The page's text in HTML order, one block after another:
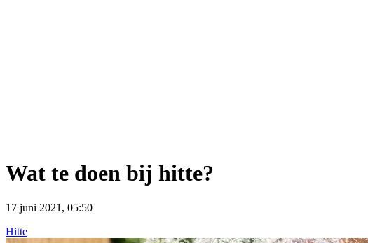
Wat te doen bij hitte?
17 juni 2021, 05:50
Hitte